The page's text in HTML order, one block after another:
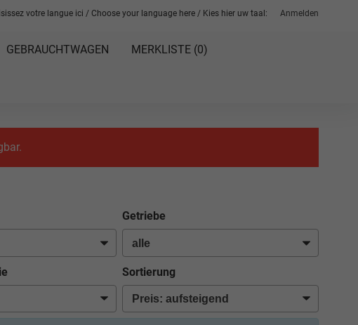
Anmelden
votre langue ici / Choose your language here / Kies hier uw taal:
GEBRAUCHTWAGEN MERKLISTE (0)
Getriebe
Sortierung